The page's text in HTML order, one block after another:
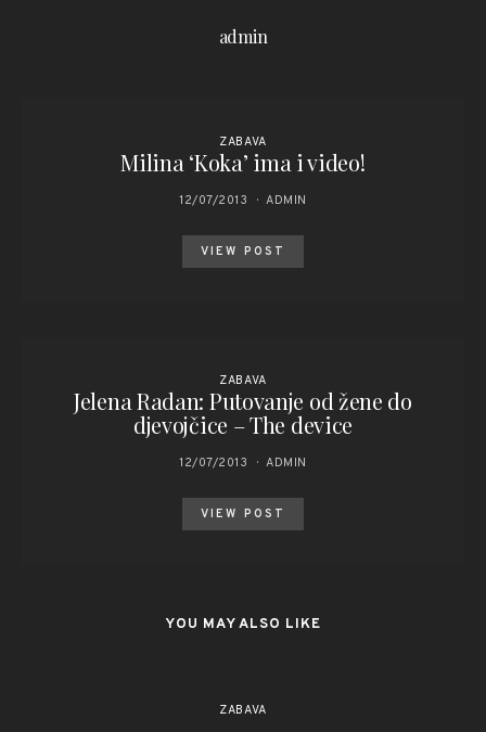
admin
ZABAVA
Milina ‘Koka’ ima i video!
12/07/2013 ADMIN
VIEW POST
ZABAVA
Jelena Radan: Putovanje od žene do
djevojčice – The device
12/07/2013 ADMIN
VIEW POST
YOU MAY ALSO LIKE
ZABAVA